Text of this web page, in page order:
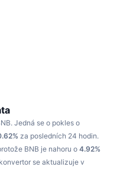
Jedná se o pokles o
za posledních 24 hodin.
BNB je nahoru o4.92%
se aktualizuje v